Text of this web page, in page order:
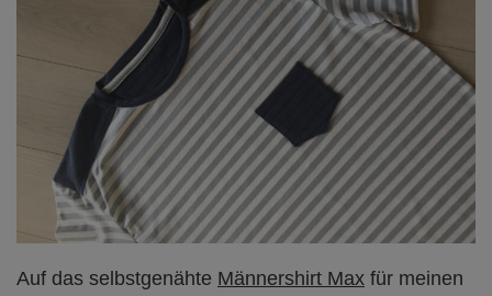
Auf das selbstgenähte Männershirt Max für meinen